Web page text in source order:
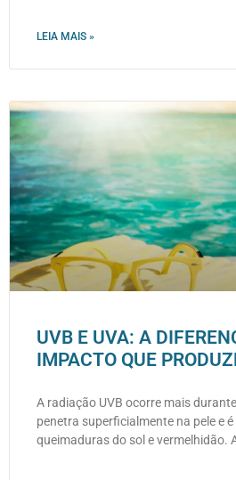
LEIA MAIS »
UVB E UVA: A
IMPACTO QUE
A radiação UVB ocorre mais
penetra superficialmente na pele e
queimaduras do sol e vermelhidão.